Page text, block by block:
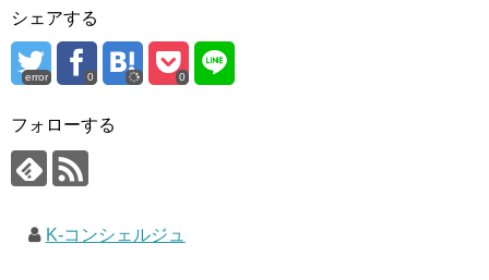
シェアする
error 0 0
フォローする
K-コンシェルジュ